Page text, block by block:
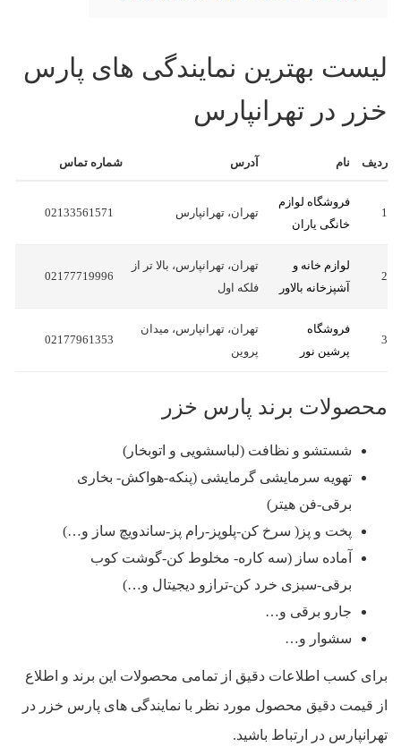
لیست بهترین نمایندگی های پارس
خزر در تهرانپارس
ردیف نام آدرس شماره تماس
1
فروشگاه لوازم
خانگی یاران
تهران، تهرانپارس 02133561571
2
لوازم خانه و
آشپزخانه بالاور
تهران، تهرانپارس، بالا تر از
فلکه اول
02177719996
3
فروشگاه
پرشین نور
تهران، تهرانپارس، میدان
پروین
02177961353
محصولات برند پارس خزر
شستشو و نظافت (لباسشویی و اتوبخار)
تهویه سرمایشی گرمایشی (پنکه-هواکش- بخاری
برقی-فن هیتر)
پخت و پز( سرخ کن-پلوپز-رام پز-ساندویچ ساز و…)
آماده ساز (سه کاره- مخلوط کن-گوشت کوب
برقی-سبزی خرد کن-ترازو دیجیتال و…)
جارو برقی و…
سشوار و…
برای کسب اطلاعات دقیق از تمامی محصولات این برند و اطلاع
از قیمت دقیق محصول مورد نظر با نمایندگی های پارس خزر در
تهرانپارس در ارتباط باشید.